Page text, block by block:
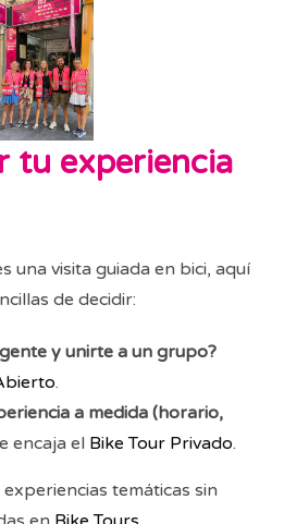
tu experiencia
una visita guiada en bici, aquí
de decidir:
y unirte a un grupo?
.
a medida (horario,
encaja el Bike Tour Privado.
temáticas sin